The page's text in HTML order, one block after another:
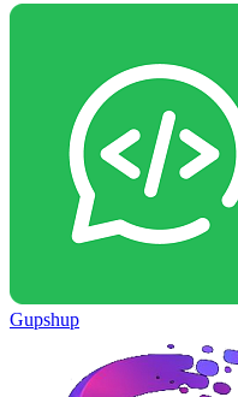
Gupshup